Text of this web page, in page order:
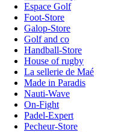
Espace Golf
Foot-Store
Galop-Store
Golf and co
Handball-Store
House of rugby
La sellerie de Maé
Made in Paradis
Nauti-Wave
On-Fight
Padel-Expert
Pecheur-Store